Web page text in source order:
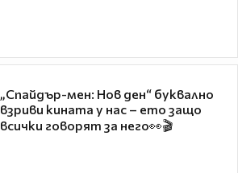
„Спайдър-мен: Нов ден“ буквално
взриви кината у нас – ето защо
всички говорят за него👀🎬